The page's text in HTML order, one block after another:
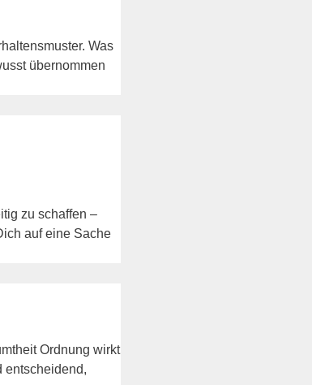
Was
übernommen
zu schaffen –
auf eine Sache
Ordnung wirkt
entscheidend,